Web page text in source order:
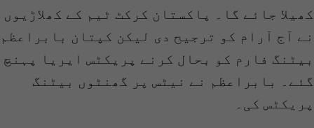
کھیلا جائے گا۔ پاکستان کرکٹ ٹیم کے کھلاڑیوں
نے آج آرام کو ترجیح دی لیکن کپتان بابراعظم
بیٹنگ فارم کو بحال کرنے پریکٹس ایریا پہنچ
گئے۔ بابراعظم نے نیٹس پر گھنٹوں بیٹنگ
پریکٹس کی۔